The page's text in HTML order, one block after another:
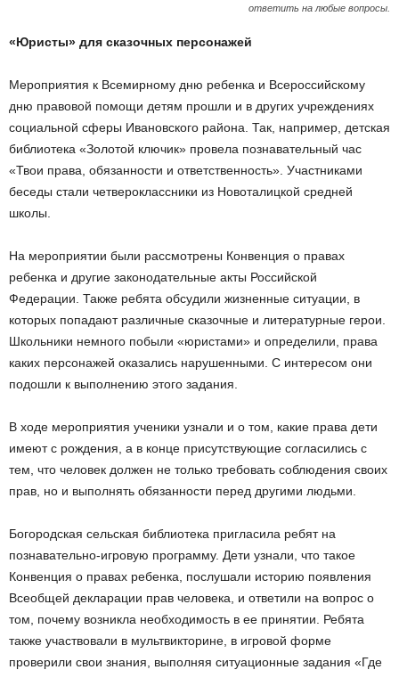
ответить на любые вопросы.
«Юристы» для сказочных персонажей
Мероприятия к Всемирному дню ребенка и Всероссийскому
дню правовой помощи детям прошли и в других учреждениях
социальной сферы Ивановского района. Так, например, детская
библиотека «Золотой ключик» провела познавательный час
«Твои права, обязанности и ответственность». Участниками
беседы стали четвероклассники из Новоталицкой средней
школы.
На мероприятии были рассмотрены Конвенция о правах
ребенка и другие законодательные акты Российской
Федерации. Также ребята обсудили жизненные ситуации, в
которых попадают различные сказочные и литературные герои.
Школьники немного побыли «юристами» и определили, права
каких персонажей оказались нарушенными. С интересом они
подошли к выполнению этого задания.
В ходе мероприятия ученики узнали и о том, какие права дети
имеют с рождения, а в конце присутствующие согласились с
тем, что человек должен не только требовать соблюдения своих
прав, но и выполнять обязанности перед другими людьми.
Богородская сельская библиотека пригласила ребят на
познавательно-игровую программу. Дети узнали, что такое
Конвенция о правах ребенка, послушали историю появления
Всеобщей декларации прав человека, и ответили на вопрос о
том, почему возникла необходимость в ее принятии. Ребята
также участвовали в мультвикторине, в игровой форме
проверили свои знания, выполняя ситуационные задания «Где